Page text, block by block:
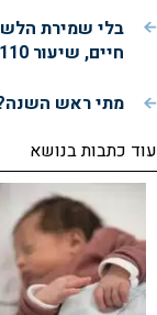
בלי שמירת
חיים, שיעור 110
מתי ראש השנה? כל
עוד כתבות בנושא